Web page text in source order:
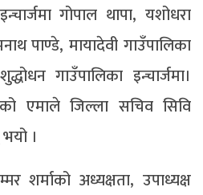
गोपाल थापा, यशोधरा
पाण्डे, मायादेवी गाउँपालिका
गाउँपालिका इन्चार्जमा।
एमाले जिल्ला सचिव सिवि
।
शर्माको अध्यक्षता, उपाध्यक्ष